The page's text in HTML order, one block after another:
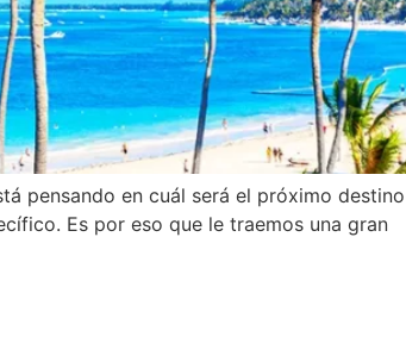
pensando en cuál será el próximo
Es por eso que le traemos una gran